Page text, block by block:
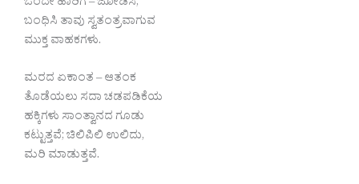
ಒಂದೇ ಹಾರಿಗೆ – ಜೋಡಿಸಿ,
ಬಂಧಿಸಿ ತಾವು ಸ್ವತಂತ್ರವಾಗುವ
ಮುಕ್ತ ವಾಹಕಗಳು.
ಮರದ ಏಕಾಂತ – ಆತಂಕ
ತೊಡೆಯಲು ಸದಾ ಚಡಪಡಿಕೆಯ
ಹಕ್ಕಿಗಳು ಸಾಂತ್ವಾನದ ಗೂಡು
ಕಟ್ಟುತ್ತವೆ; ಚಿಲಿಪಿಲಿ ಉಲಿದು,
ಮರಿ ಮಾಡುತ್ತವೆ.